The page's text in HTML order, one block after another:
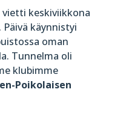
keskiviikkona
käynnistyi
oman
Tunnelma oli
klubimme
Poikolaisen